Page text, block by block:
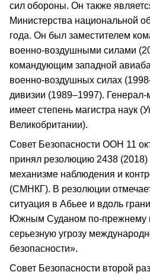
сил обороны. Он также
Министерства национальной
года. Он был заместителем
военно‑воздушными силами
командующим западной
военно‑воздушных силах
дивизии (1989–1997).
имеет степень магистра наук
Великобритании).
Совет Безопасности ООН 11
принял резолюцию 2438 (2018)
механизме наблюдения и
(СМНКГ). В резолюции
ситуация в Абьее и вдоль
Южным Суданом по‑прежнему
серьезную угрозу
безопасности».
Совет Безопасности второй